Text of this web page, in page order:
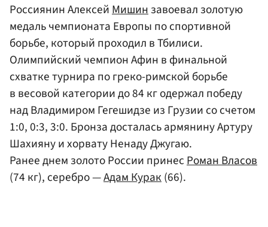
Россиянин АлексейМишинзавоевал золотую
медаль чемпионата Европы по спортивной
борьбе, который проходил в Тбилиси.
Олимпийский чемпион Афин в финальной
схватке турнира по греко-римской борьбе
в весовой категории до 84 кг одержал победу
над Владимиром Гегешидзе из Грузии со счетом
1:0, 0:3, 3:0. Бронза досталась армянину Артуру
Шахияну и хорвату Ненаду Джугаю.
Ранее днем золото России принесРоман Власов
(74 кг), серебро —Адам Курак(66).